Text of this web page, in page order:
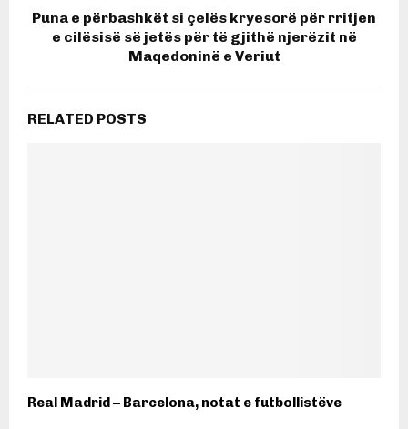
Puna e përbashkët si çelës kryesorë për rritjen
e cilësisë së jetës për të gjithë njerëzit në
Maqedoninë e Veriut
RELATED POSTS
Real Madrid – Barcelona, notat e futbollistëve